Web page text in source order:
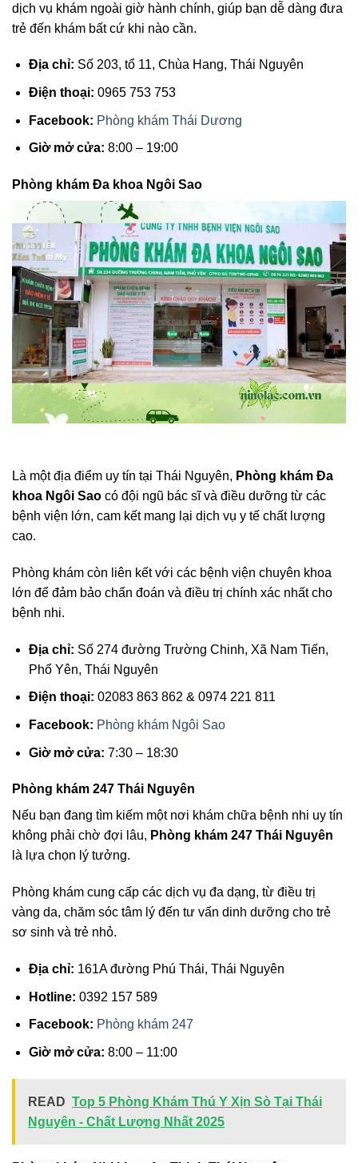
dịch vụ khám ngoài giờ hành chính, giúp bạn dễ dàng đưa
trẻ đến khám bất cứ khi nào cần.
Địa chỉ: Số 203, tổ 11, Chùa Hang, Thái Nguyên
Điện thoại: 0965 753 753
Facebook: Phòng khám Thái Dương
Giờ mở cửa: 8:00 – 19:00
Phòng khám Đa khoa Ngôi Sao
Là một địa điểm uy tín tại Thái Nguyên, Phòng khám Đa
khoa Ngôi Sao có đội ngũ bác sĩ và điều dưỡng từ các
bệnh viện lớn, cam kết mang lại dịch vụ y tế chất lượng
cao.
Phòng khám còn liên kết với các bệnh viện chuyên khoa
lớn để đảm bảo chẩn đoán và điều trị chính xác nhất cho
bệnh nhi.
Địa chỉ: Số 274 đường Trường Chinh, Xã Nam Tiến,
Phổ Yên, Thái Nguyên
Điện thoại: 02083 863 862 & 0974 221 811
Facebook: Phòng khám Ngôi Sao
Giờ mở cửa: 7:30 – 18:30
Phòng khám 247 Thái Nguyên
Nếu bạn đang tìm kiếm một nơi khám chữa bệnh nhi uy tín
không phải chờ đợi lâu, Phòng khám 247 Thái Nguyên
là lựa chọn lý tưởng.
Phòng khám cung cấp các dịch vụ đa dạng, từ điều trị
vàng da, chăm sóc tâm lý đến tư vấn dinh dưỡng cho trẻ
sơ sinh và trẻ nhỏ.
Địa chỉ: 161A đường Phú Thái, Thái Nguyên
Hotline: 0392 157 589
Facebook: Phòng khám 247
Giờ mở cửa: 8:00 – 11:00
READ Top 5 Phòng Khám Thú Y Xịn Sò Tại Thái
Nguyên - Chất Lượng Nhất 2025